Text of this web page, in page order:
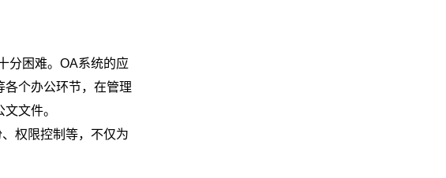
分困难。OA系统的应
各个办公环节，在管理
文件。
权限控制等，不仅为